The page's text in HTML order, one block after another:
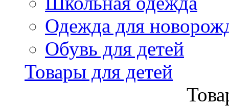
Одежда для
Обувь для детей
Товары для детей